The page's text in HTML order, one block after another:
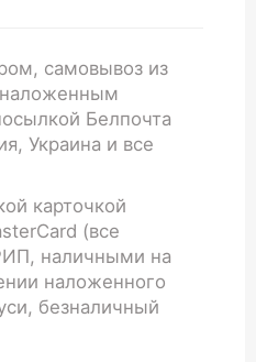
самовывоз из
Белпочта
Украина и все
карточкой
(все
наличными на
наложенного
безналичный